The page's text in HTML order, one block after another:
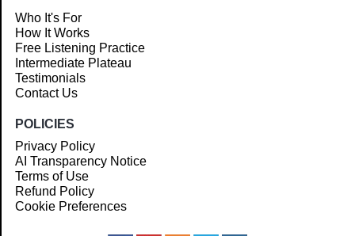
Who It's For
How It Works
Free Listening Practice
Intermediate Plateau
Testimonials
Contact Us
POLICIES
Privacy Policy
AI Transparency Notice
Terms of Use
Refund Policy
Cookie Preferences